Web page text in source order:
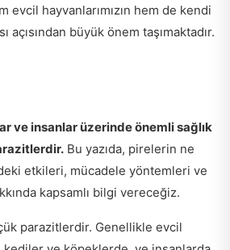
evcil hayvanlarımızın hem de kendi
açısından büyük önem taşımaktadır.
ve insanlar üzerinde önemli sağlık
Bu yazıda, pirelerin ne
etkileri, mücadele yöntemleri ve
kapsamlı bilgi vereceğiz.
parazitlerdir. Genellikle evcil